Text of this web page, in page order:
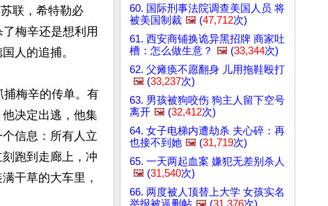
联，希特勒必
梅辛还是想利用
人的追捕。
捕梅辛的传单。有
决定出逃，他集
信息：所有人立
跑到走廊上，冲
干草的大车里，
60. 国际刑事法院调查美国人员 将
被美国制裁 🖼️ (47,712次)
61. 西安商铺换诡异黑招牌 商家吐
槽：怎么做生意？ 🖼️ (33,344次)
62. 父瘫痪不愿翻身 儿用拖鞋殴打
🖼️ (33,237次)
63. 男孩被狗咬伤 狗主人留下空号
离开 🖼️ (32,412次)
64. 女子电梯内遭劫杀 夫心碎：再
也接不到她 🖼️ (31,719次)
65. 一天两起血案 嫌犯无差别杀人
🖼️ (31,540次)
66. 两度被人顶替上大学 女孩实名
举报被逼删帖 🖼️ (31,376次)